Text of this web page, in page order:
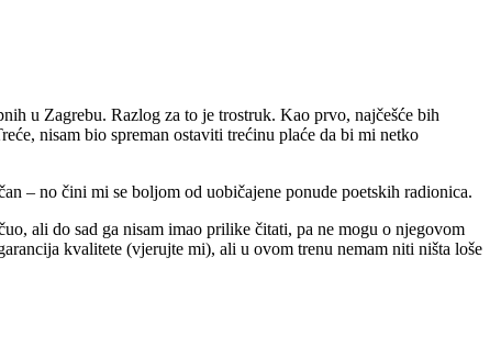
u Zagrebu. Razlog za to je trostruk. Kao prvo, najčešće bih
nisam bio spreman ostaviti trećinu plaće da bi mi netko
– no čini mi se boljom od uobičajene ponude poetskih radionica.
ali do sad ga nisam imao prilike čitati, pa ne mogu o njegovom
kvalitete (vjerujte mi), ali u ovom trenu nemam niti ništa loše